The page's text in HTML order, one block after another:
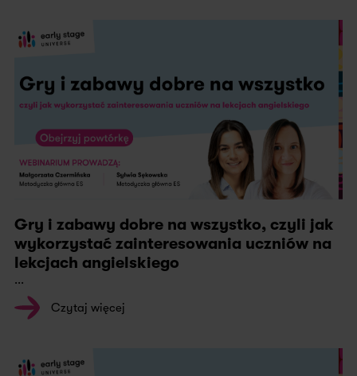
Gry i zabawy dobre na wszystko, czyli jak
wykorzystać zainteresowania uczniów na
lekcjach angielskiego
...
Czytaj więcej